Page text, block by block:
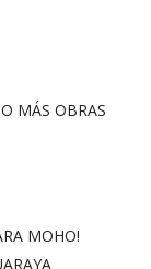
MÁS OBRAS
MOHO!